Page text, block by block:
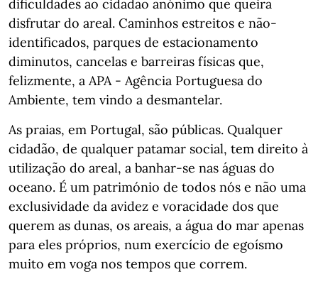
dificuldades ao cidadão anónimo que queira
disfrutar do areal. Caminhos estreitos e não-
identificados, parques de estacionamento
diminutos, cancelas e barreiras físicas que,
felizmente, a APA - Agência Portuguesa do
Ambiente, tem vindo a desmantelar.
As praias, em Portugal, são públicas. Qualquer
cidadão, de qualquer patamar social, tem direito à
utilização do areal, a banhar-se nas águas do
oceano. É um património de todos nós e não uma
exclusividade da avidez e voracidade dos que
querem as dunas, os areais, a água do mar apenas
para eles próprios, num exercício de egoísmo
muito em voga nos tempos que correm.